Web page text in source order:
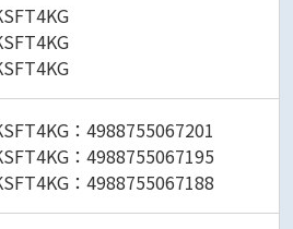
：4988755067201
：4988755067195
：4988755067188